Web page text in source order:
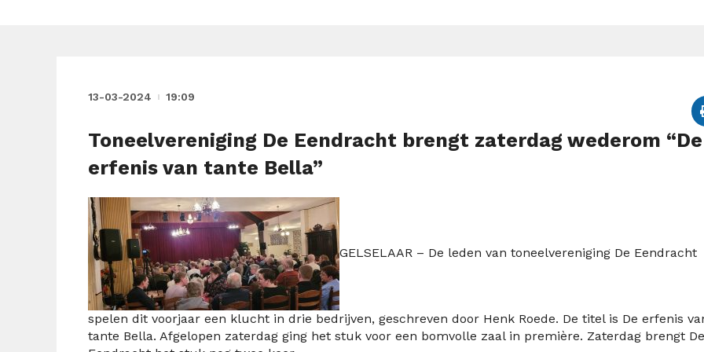
13-03-2024 19:09
Toneelvereniging De Eendracht brengt zaterdag wederom “De
erfenis van tante Bella”
GELSELAAR – De leden van toneelvereniging De Eendracht
spelen dit voorjaar een klucht in drie bedrijven, geschreven door Henk Roede. De titel is De erfenis
tante Bella. Afgelopen zaterdag ging het stuk voor een bomvolle zaal in première. Zaterdag brengt De